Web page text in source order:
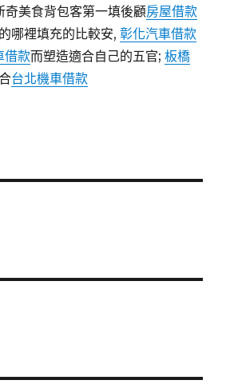
美食背包客第一填後顧房屋借款
哪裡填充的比較安, 彰化汽車借款
借款而塑造適合自己的五官; 板橋
台北機車借款